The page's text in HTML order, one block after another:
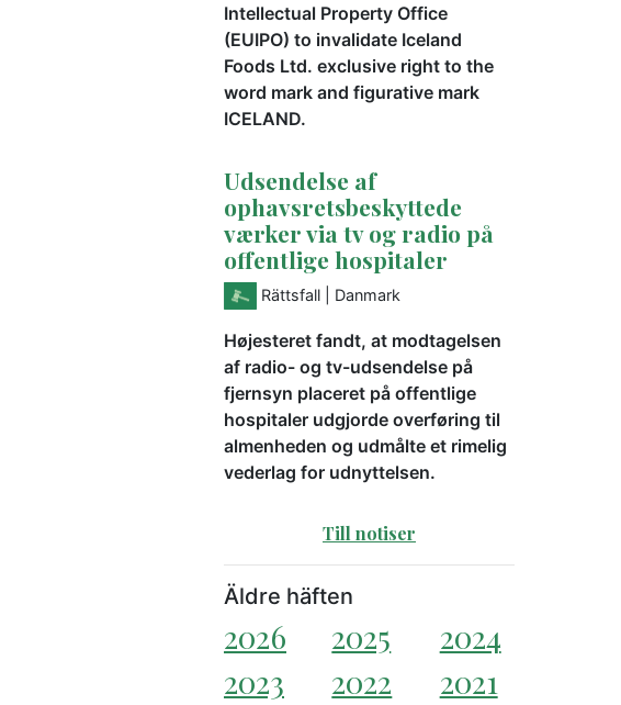
Intellectual Property Office
(EUIPO) to invalidate Iceland
Foods Ltd. exclusive right to the
word mark and figurative mark
ICELAND.
Udsendelse af
ophavsretsbeskyttede
værker via tv og radio på
offentlige hospitaler
Rättsfall | Danmark
Højesteret fandt, at modtagelsen
af radio- og tv-udsendelse på
fjernsyn placeret på offentlige
hospitaler udgjorde overføring til
almenheden og udmålte et rimelig
vederlag for udnyttelsen.
Till notiser
Äldre häften
2026 2025
2024
2023
2022
2021